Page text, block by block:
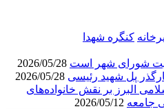
کنگره شهدا
شورای شهر است
پل شهید رئیسی
البرز بر نقش خانواده‌های
جامعه